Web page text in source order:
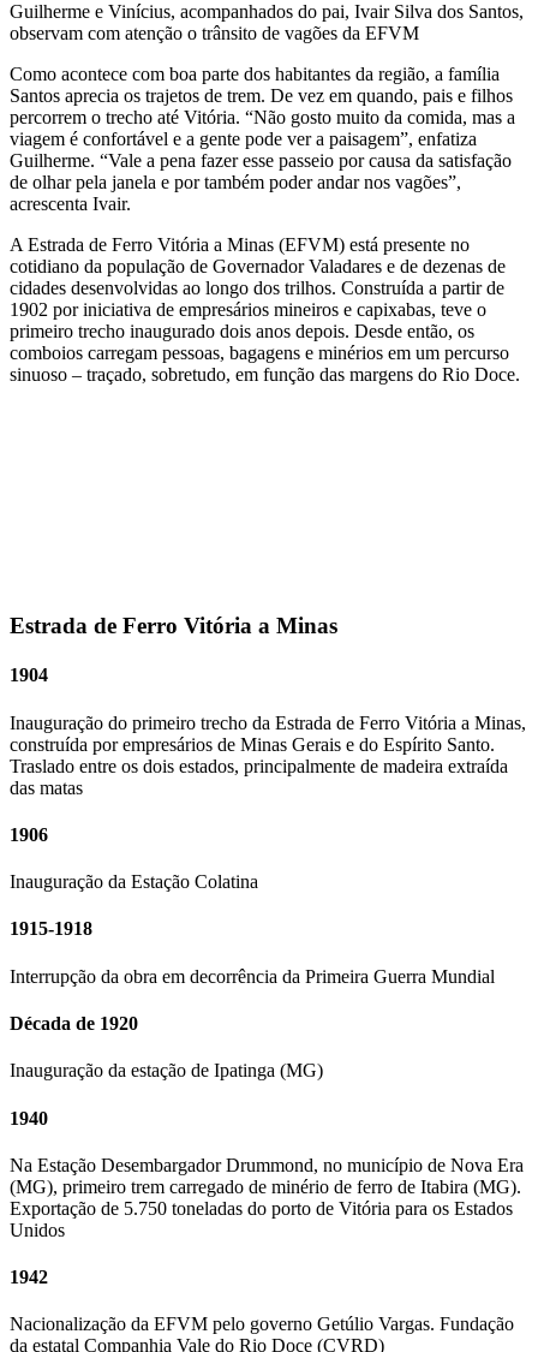
Guilherme e Vinícius, acompanhados do pai, Ivair Silva dos Santos,
observam com atenção o trânsito de vagões da EFVM
Como acontece com boa parte dos habitantes da região, a família
Santos aprecia os trajetos de trem. De vez em quando, pais e filhos
percorrem o trecho até Vitória. “Não gosto muito da comida, mas a
viagem é confortável e a gente pode ver a paisagem”, enfatiza
Guilherme. “Vale a pena fazer esse passeio por causa da satisfação
de olhar pela janela e por também poder andar nos vagões”,
acrescenta Ivair.
A Estrada de Ferro Vitória a Minas (EFVM) está presente no
cotidiano da população de Governador Valadares e de dezenas de
cidades desenvolvidas ao longo dos trilhos. Construída a partir de
1902 por iniciativa de empresários mineiros e capixabas, teve o
primeiro trecho inaugurado dois anos depois. Desde então, os
comboios carregam pessoas, bagagens e minérios em um percurso
sinuoso – traçado, sobretudo, em função das margens do Rio Doce.
Estrada de Ferro Vitória a Minas
1904
Inauguração do primeiro trecho da Estrada de Ferro Vitória a Minas,
construída por empresários de Minas Gerais e do Espírito Santo.
Traslado entre os dois estados, principalmente de madeira extraída
das matas
1906
Inauguração da Estação Colatina
1915-1918
Interrupção da obra em decorrência da Primeira Guerra Mundial
Década de 1920
Inauguração da estação de Ipatinga (MG)
1940
Na Estação Desembargador Drummond, no município de Nova Era
(MG), primeiro trem carregado de minério de ferro de Itabira (MG).
Exportação de 5.750 toneladas do porto de Vitória para os Estados
Unidos
1942
Nacionalização da EFVM pelo governo Getúlio Vargas. Fundação
da estatal Companhia Vale do Rio Doce (CVRD)